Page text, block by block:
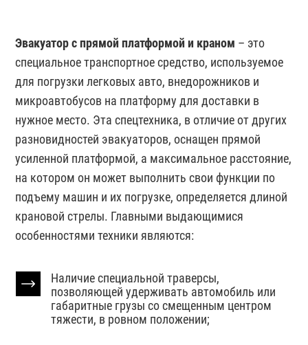
Эвакуатор с прямой платформой и краном – это
специальное транспортное средство, используемое
для погрузки легковых авто, внедорожников и
микроавтобусов на платформу для доставки в
нужное место. Эта спецтехника, в отличие от других
разновидностей эвакуаторов, оснащен прямой
усиленной платформой, а максимальное расстояние,
на котором он может выполнить свои функции по
подъему машин и их погрузке, определяется длиной
крановой стрелы. Главными выдающимися
особенностями техники являются:
Наличие специальной траверсы,
позволяющей удерживать автомобиль или
габаритные грузы со смещенным центром
тяжести, в ровном положении;